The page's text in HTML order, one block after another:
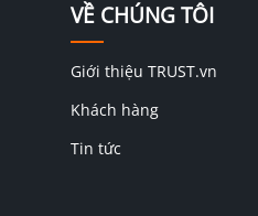
VỀ CHÚNG TÔI
Giới thiệu TRUST.vn
Khách hàng
Tin tức